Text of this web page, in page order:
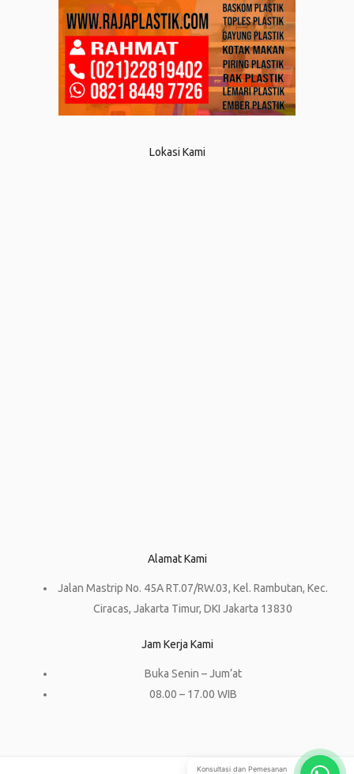
Lokasi Kami
Alamat Kami
Jalan Mastrip No. 45A RT.07/RW.03, Kel. Rambutan, Kec.
Ciracas, Jakarta Timur, DKI Jakarta 13830
Jam Kerja Kami
Buka Senin – Jum’at
08.00 – 17.00 WIB
Konsultasi dan Pemesanan